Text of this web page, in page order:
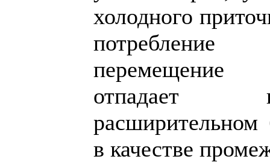
холодного
потребление
перемещение
отпадает
расширительном
в качестве